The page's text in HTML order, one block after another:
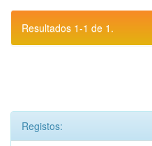
Resultados 1-1 de 1.
Registos: